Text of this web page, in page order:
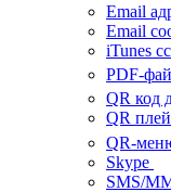
Email
Email
iTunes
PDF-
QR код
QR
QR-
Skype
SMS/